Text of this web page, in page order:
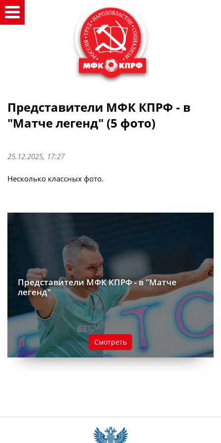
Представители МФК КПРФ - в
"Матче легенд" (5 фото)
25.12.2025, 17:27
Несколько классных фото.
Представители МФК КПРФ - в "Матче
легенд"
Смотреть